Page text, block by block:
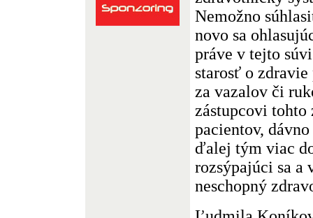
Nemožno
novo sa
práve v tejto
starosť o
za vazalov či
zástupcovi tohto
pacientov,
ďalej tým viac
rozsýpajúci sa a
neschopný